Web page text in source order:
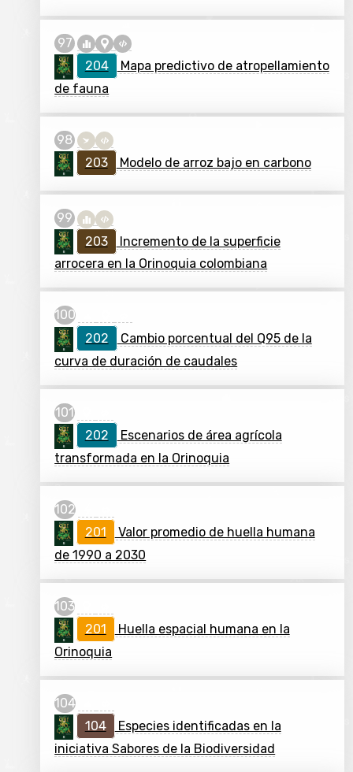
204
Mapa predictivo de atropellamiento
de fauna
203 Modelo de arroz bajo en carbono
203
Incremento de la superficie
arrocera en la Orinoquia colombiana
202
Cambio porcentual del Q95 de la
curva de duración de caudales
202
Escenarios de área agrícola
transformada en la Orinoquia
201
Valor promedio de huella humana
de 1990 a 2030
201
Huella espacial humana en la
Orinoquia
104
Especies identificadas en la
iniciativa Sabores de la Biodiversidad